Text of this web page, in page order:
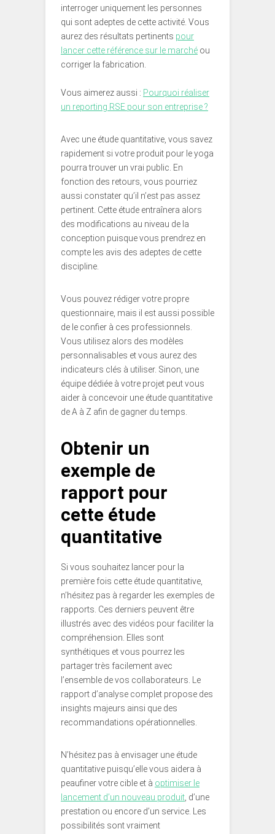
interroger uniquement les personnes
qui sont adeptes de cette activité. Vous
aurez des résultats pertinents pour
lancer cette référence sur le marché ou
corriger la fabrication.
Vous aimerez aussi : Pourquoi réaliser
un reporting RSE pour son entreprise ?
Avec une étude quantitative, vous savez
rapidement si votre produit pour le yoga
pourra trouver un vrai public. En
fonction des retours, vous pourriez
aussi constater qu’il n’est pas assez
pertinent. Cette étude entraînera alors
des modifications au niveau de la
conception puisque vous prendrez en
compte les avis des adeptes de cette
discipline.
Vous pouvez rédiger votre propre
questionnaire, mais il est aussi possible
de le confier à ces professionnels.
Vous utilisez alors des modèles
personnalisables et vous aurez des
indicateurs clés à utiliser. Sinon, une
équipe dédiée à votre projet peut vous
aider à concevoir une étude quantitative
de A à Z afin de gagner du temps.
Obtenir un
exemple de
rapport pour
cette étude
quantitative
Si vous souhaitez lancer pour la
première fois cette étude quantitative,
n’hésitez pas à regarder les exemples de
rapports. Ces derniers peuvent être
illustrés avec des vidéos pour faciliter la
compréhension. Elles sont
synthétiques et vous pourrez les
partager très facilement avec
l’ensemble de vos collaborateurs. Le
rapport d’analyse complet propose des
insights majeurs ainsi que des
recommandations opérationnelles.
N’hésitez pas à envisager une étude
quantitative puisqu’elle vous aidera à
peaufiner votre cible et à optimiser le
lancement d’un nouveau produit , d’une
prestation ou encore d’un service. Les
possibilités sont vraiment